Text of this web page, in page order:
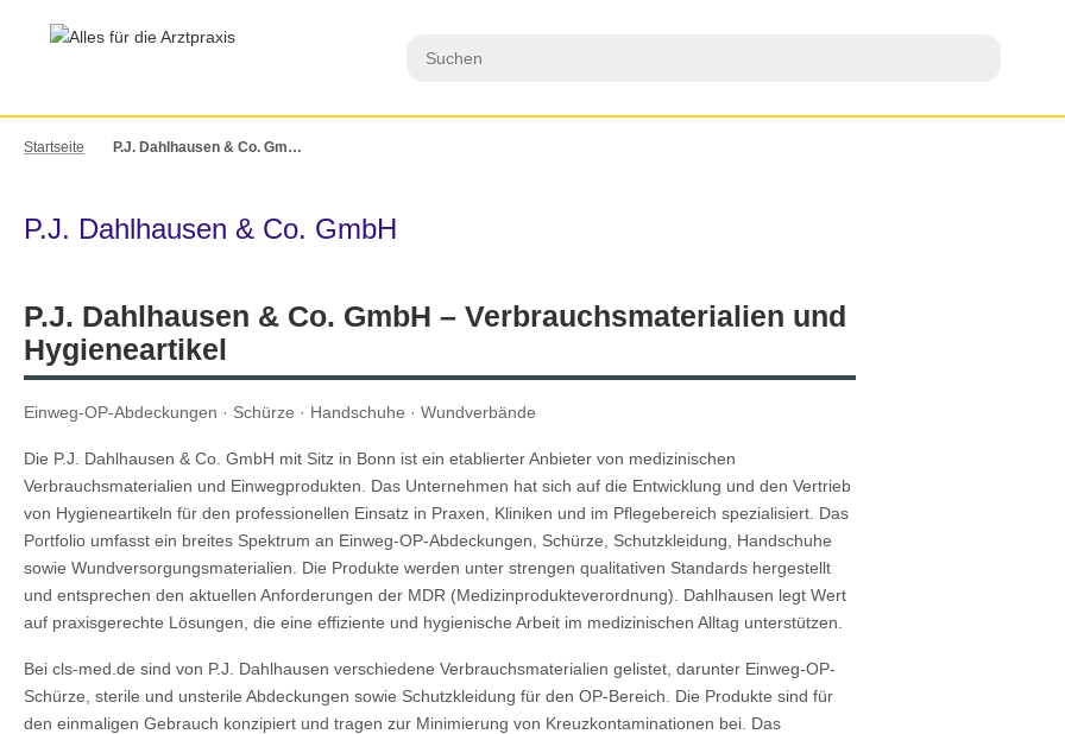
Startseite P.J. Dahlhausen & Co. GmbH
P.J. Dahlhausen & Co. GmbH
P.J. Dahlhausen & Co. GmbH – Verbrauchsmaterialien und
Hygieneartikel
Einweg-OP-Abdeckungen · Schürze · Handschuhe · Wundverbände
Die P.J. Dahlhausen & Co. GmbH mit Sitz in Bonn ist ein etablierter Anbieter von medizinischen
Verbrauchsmaterialien und Einwegprodukten. Das Unternehmen hat sich auf die Entwicklung und den Vertrieb
von Hygieneartikeln für den professionellen Einsatz in Praxen, Kliniken und im Pflegebereich spezialisiert. Das
Portfolio umfasst ein breites Spektrum an Einweg-OP-Abdeckungen, Schürze, Schutzkleidung, Handschuhe
sowie Wundversorgungsmaterialien. Die Produkte werden unter strengen qualitativen Standards hergestellt
und entsprechen den aktuellen Anforderungen der MDR (Medizinprodukteverordnung). Dahlhausen legt Wert
auf praxisgerechte Lösungen, die eine effiziente und hygienische Arbeit im medizinischen Alltag unterstützen.
Bei cls-med.de sind von P.J. Dahlhausen verschiedene Verbrauchsmaterialien gelistet, darunter Einweg-OP-
Schürze, sterile und unsterile Abdeckungen sowie Schutzkleidung für den OP-Bereich. Die Produkte sind für
den einmaligen Gebrauch konzipiert und tragen zur Minimierung von Kreuzkontaminationen bei. Das